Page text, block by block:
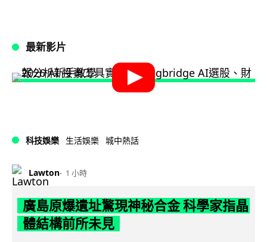
最新影片
科技娛樂 生活娛樂 城中熱話
Lawton 1 小時
廣島原爆遺址驚現神秘合金 科學家指晶
體結構前所未見